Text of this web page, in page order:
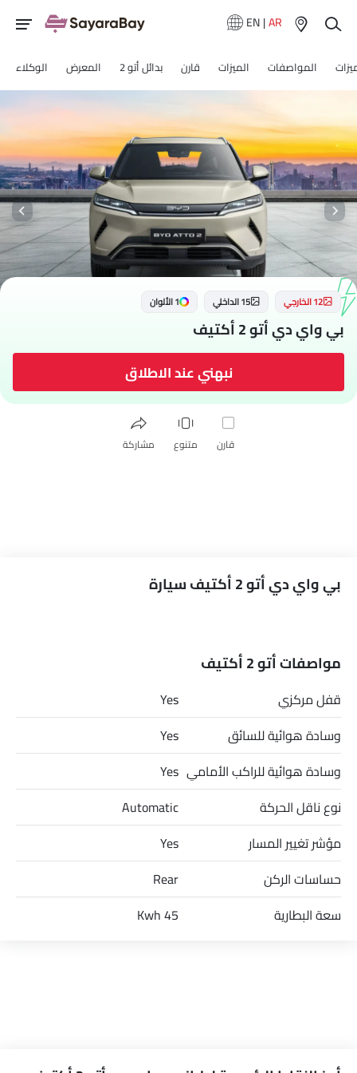
EN|AR
المواصفات الميزات قارن بدائل أتو 2 المعرض الوكلاء
12 الخارجي 15 الداخلي 1 الألوان
بي واي دي أتو 2 أكتيف
نبهني عند الاطلاق
قارن متنوع مشاركة
بي واي دي أتو 2 أكتيف سيارة
مواصفات أتو 2 أكتيف
قفل مركزي
Yes
وسادة هوائية للسائق
Yes
وسادة هوائية للراكب الأمامي Yes
نوع ناقل الحركة
Automatic
مؤشر تغيير المسار
Yes
حساسات الركن
Rear
سعة البطارية
45 Kwh